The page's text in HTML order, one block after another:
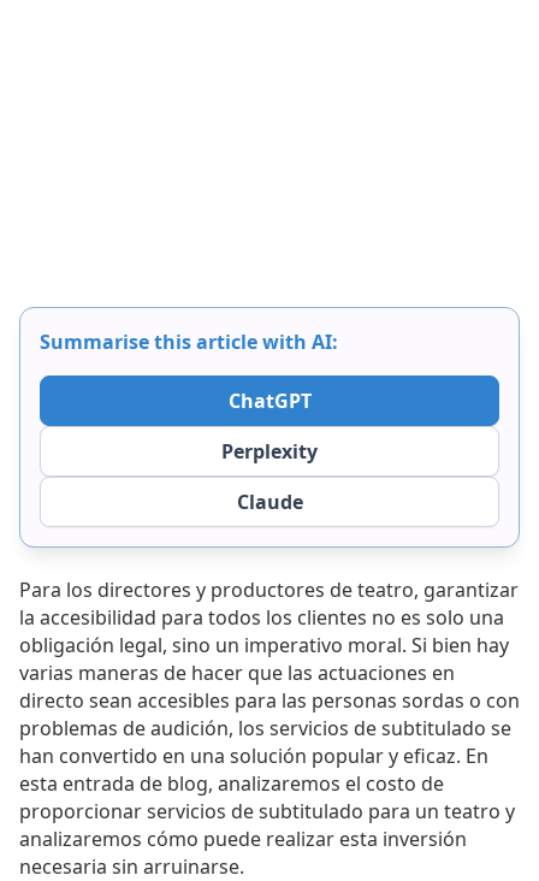
Summarise this article with AI:
ChatGPT
Perplexity
Claude
Para los directores y productores de teatro, garantizar
la accesibilidad para todos los clientes no es solo una
obligación legal, sino un imperativo moral. Si bien hay
varias maneras de hacer que las actuaciones en
directo sean accesibles para las personas sordas o con
problemas de audición, los servicios de subtitulado se
han convertido en una solución popular y eficaz. En
esta entrada de blog, analizaremos el costo de
proporcionar servicios de subtitulado para un teatro y
analizaremos cómo puede realizar esta inversión
necesaria sin arruinarse.